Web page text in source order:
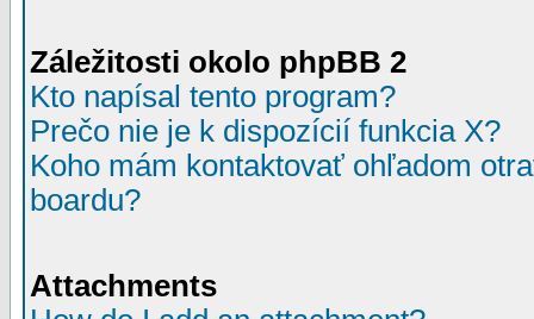
Záležitosti okolo phpBB 2
Kto napísal tento program?
Prečo nie je k dispozícií funkcia X?
Koho mám kontaktovať ohľadom
boardu?
Attachments